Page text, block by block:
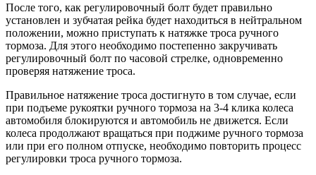
После того, как регулировочный болт будет правильно
установлен и зубчатая рейка будет находиться в нейтральном
положении, можно приступать к натяжке троса ручного
тормоза. Для этого необходимо постепенно закручивать
регулировочный болт по часовой стрелке, одновременно
проверяя натяжение троса.
Правильное натяжение троса достигнуто в том случае, если
при подъеме рукоятки ручного тормоза на 3-4 клика колеса
автомобиля блокируются и автомобиль не движется. Если
колеса продолжают вращаться при поджиме ручного тормоза
или при его полном отпуске, необходимо повторить процесс
регулировки троса ручного тормоза.